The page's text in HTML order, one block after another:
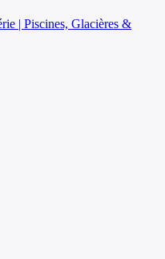
| Piscines, Glacières &